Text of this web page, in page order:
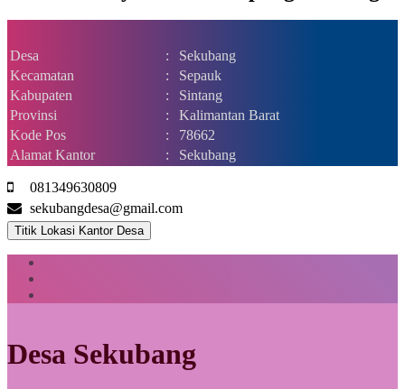
Desa :
Sekubang
Kecamatan
:
Sepauk
Kabupaten
:
Sintang
Provinsi
:
Kalimantan Barat
Kode Pos
:
78662
Alamat Kantor
: Sekubang
081349630809
sekubangdesa@gmail.com
Titik Lokasi Kantor Desa
Desa Sekubang